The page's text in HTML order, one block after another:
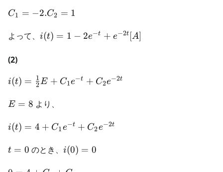
-
C_1
.C_2
C1 = −2.C2 = 1
よって、 i(t) = 1
[A]
i(t) = 1 − 2e−t + e−2t [A]
(2)
i(t) =
{2}E +
+
i(t) = 2
1 E + C1e−t + C2e−2t
E
8
E = 8 より、
i(t) = 4 +
+
i(t) = 4 + C1e−t + C2e−2t
t
t = 0 のとき、 i(0)
i(0) = 0